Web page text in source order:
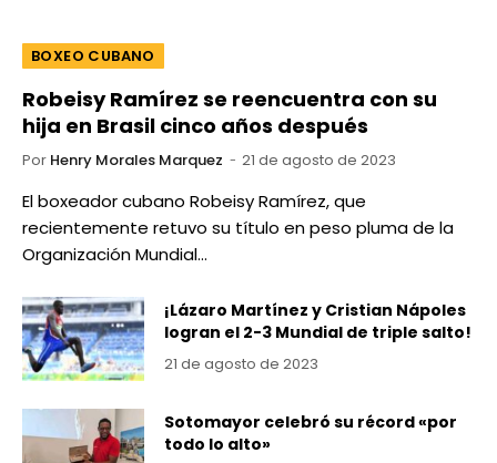
BOXEO CUBANO
Robeisy Ramírez se reencuentra con su
hija en Brasil cinco años después
Por Henry Morales Marquez 21 de agosto de 2023
El boxeador cubano Robeisy Ramírez, que
recientemente retuvo su título en peso pluma de la
Organización Mundial…
¡Lázaro Martínez y Cristian Nápoles
logran el 2-3 Mundial de triple salto!
21 de agosto de 2023
Sotomayor celebró su récord «por
todo lo alto»